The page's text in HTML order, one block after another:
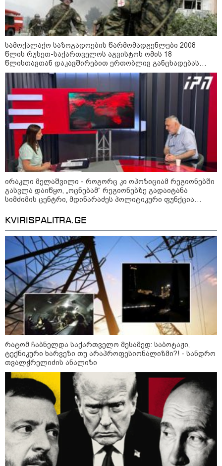
6
აგვისტო
დღის ზოგადი
ასტროლოგიური
პროგნოზი
ეს დღე გამოირჩევა სტაბილური და მშვიდი ენერგიით. კარგი
პერიოდია დაწყებული საქმეების ბოლომდე მოსაყვანად,
ფინანსური საკითხების გადასამოწმებლად და სამუშაო
სივრცის მოწესრიგებისთვის. თანმიმდევრული მოქმედება და
პრაქტიკული მიდგომა სასურველ შედეგს უდანაკარგოდ
მოგიტანთ.
რა უნდა გავაკეთოთ პირველ
რიგში შუქის გამორთვისას: 5
მნიშვნელოვანი ნაბიჯი
1-დღიანი ტურები თბილისიდან:
სად წავიდეთ დილით და
დავბრუნდეთ საღამოს?
მსოფლიო
სამოქალაქო საზოგადოების წარმომადგენლები 2008
წლის რუსეთ-საქართველოს აგვისტოს ომის 18
წლისთავთან დაკავშირებით ერთობლივ განცხადებას
ავრცელებენ
ირაკლი მელაშვილი - როგორც კი ოპოზიციამ რეგიონებში
გასვლა დაიწყო, „ოცნებამ“ რეგიონებზე გადაიტანა
სიმძიმის ცენტრი, მდინარაძეს პოლიტიკური ფუნქცია
ამოცანაა, მაქსიმალური უზრუნველყოფა ოპოზიციის
KVIRISPALITRA.GE
რატომ ჩაბნელდა საქართველო მესამედ: საბოტაჟი,
ტექნიკური ხარვეზი თუ არაპროფესიონალიზმი?! - სანდრო
თვალჭრელიძის ანალიზი